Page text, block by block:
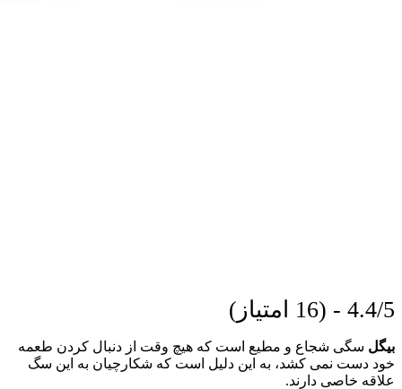
4.4/5 - (16 امتیاز)
بیگل سگی شجاع و مطیع است که هیچ وقت از دنبال کردن طعمه
خود دست نمی کشد، به این دلیل است که شکارچیان به این سگ
علاقه خاصی دارند.